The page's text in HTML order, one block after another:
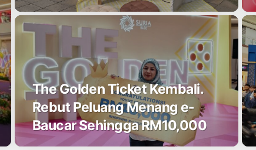
The Golden Ticket Kembali.
Rebut Peluang Menang e-
Baucar Sehingga RM10,000